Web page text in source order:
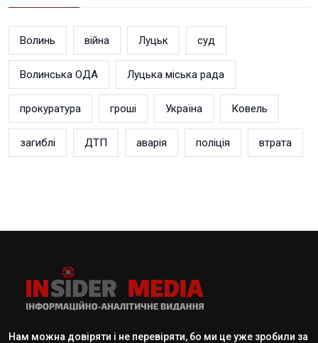
Волинь війна Луцьк суд
Волинська ОДА Луцька міська рада
прокуратура гроші Україна Ковель
загиблі ДТП аварія поліція втрата
Нам можна довіряти і не перевіряти, бо ми це уже зробили за